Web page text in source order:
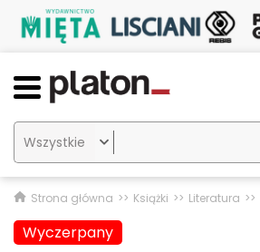

Strona główna Książki Literatura
Wyczerpany